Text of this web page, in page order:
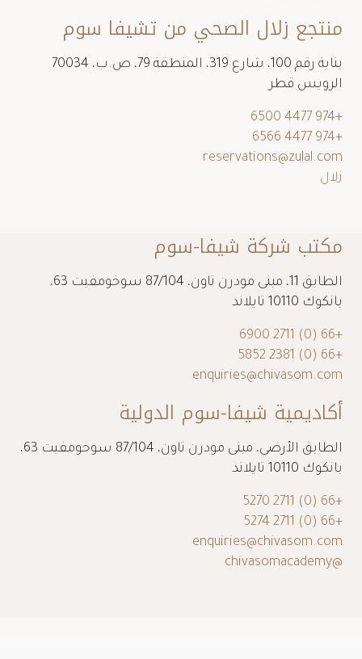
منتجع زلال الصحي من تشيفا سوم
بناية رقم 100، شارع 319، المنطقة 79، ص.ب، 70034
الرويس قطر
+974 4477 6500
+974 4477 6566
reservations@zulal.com
زلال
مكتب شركة شيفا-سوم
الطابق 11، مبنى مودرن تاون، 87/104 سوخومفيت 63،
بانكوك 10110 تايلاند
+66 (0) 2711 6900
+66 (0) 2381 5852
enquiries@chivasom.com
أكاديمية شيفا-سوم الدولية
الطابق الأرضي، مبنى مودرن تاون، 87/104 سوخومفيت 63،
بانكوك 10110 تايلاند
+66 (0) 2711 5270
+66 (0) 2711 5274
enquiries@chivasom.com
@chivasomacademy